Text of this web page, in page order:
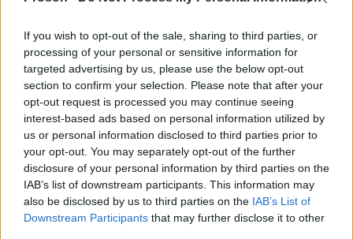
If you wish to opt-out of the sale, sharing to third parties, or
processing of your personal or sensitive information for
targeted advertising by us, please use the below opt-out
section to confirm your selection. Please note that after your
opt-out request is processed you may continue seeing
interest-based ads based on personal information utilized by
us or personal information disclosed to third parties prior to
your opt-out. You may separately opt-out of the further
disclosure of your personal information by third parties on the
IAB’s list of downstream participants. This information may
also be disclosed by us to third parties on the IAB’s List of
Downstream Participants that may further disclose it to other
Αναπληρωτές: Εκπτώσεις έως 50% σε ακτοπλοϊκά
Επιδόματα
17 Μαρ 2026 10:27
Βασίλης Κικίλιας: Έως και 600 ευρώ το επίδομα
ανεργίας για τους ναυτικούς
Κόσμος